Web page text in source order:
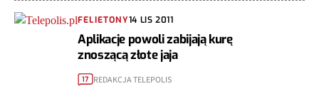
FELIETONY14 LIS 2011
Aplikacje powoli zabijają kurę
znoszącą złote jaja
17 REDAKCJA TELEPOLIS